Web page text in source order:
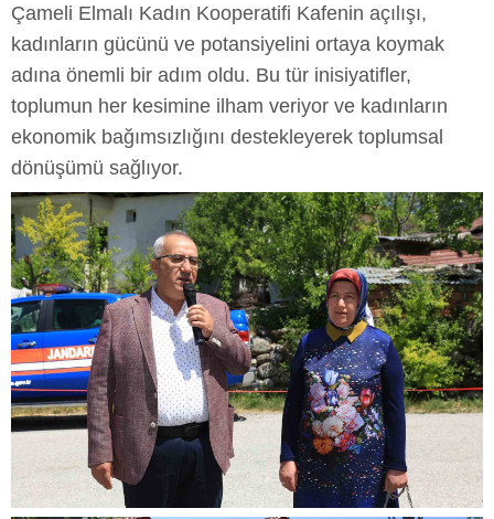
Çameli Elmalı Kadın Kooperatifi Kafenin açılışı,
kadınların gücünü ve potansiyelini ortaya koymak
adına önemli bir adım oldu. Bu tür inisiyatifler,
toplumun her kesimine ilham veriyor ve kadınların
ekonomik bağımsızlığını destekleyerek toplumsal
dönüşümü sağlıyor.